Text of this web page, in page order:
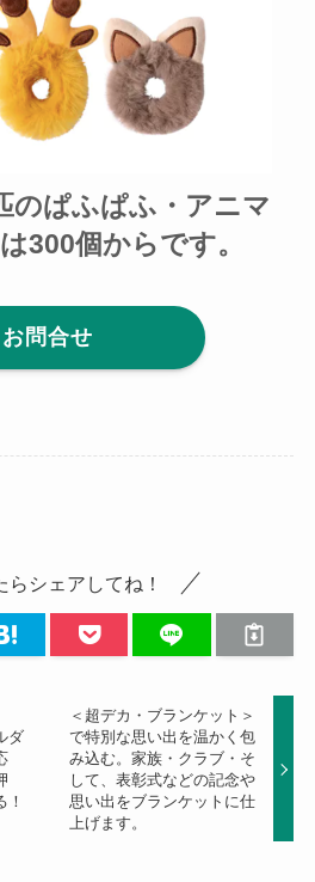
のぱふぱふ・アニマ
300個からです。
お問合せ
らシェアしてね！
ダ
！
＜超デカ・ブランケット＞
で特別な思い出を温かく包
み込む。家族・クラブ・そ
して、表彰式などの記念や
思い出をブランケットに仕
上げます。